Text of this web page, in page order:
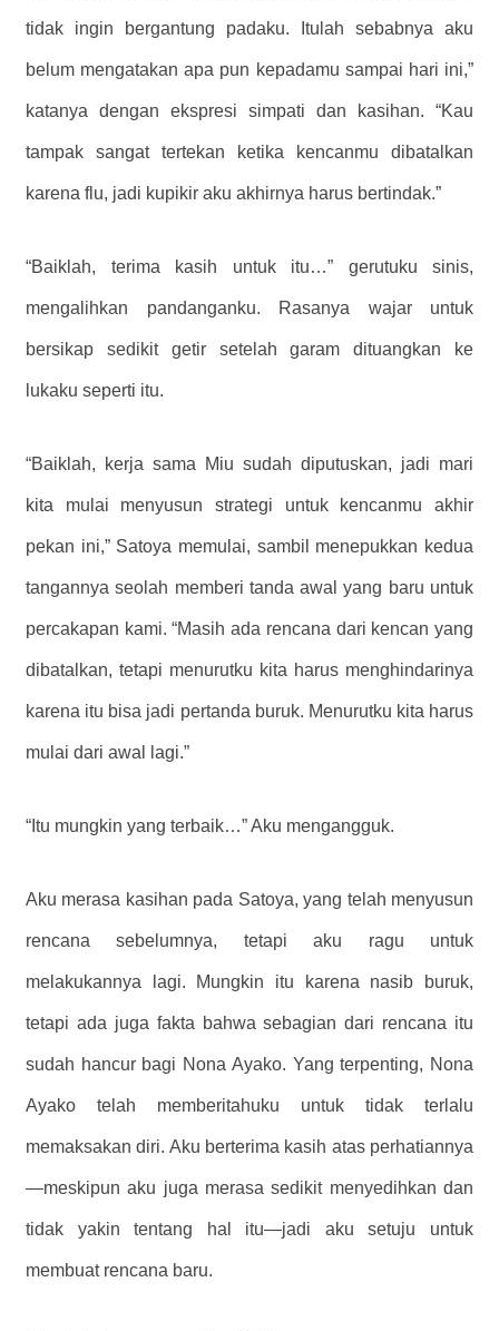
tidak ingin bergantung padaku. Itulah sebabnya aku
belum mengatakan apa pun kepadamu sampai hari ini,”
katanya dengan ekspresi simpati dan kasihan. “Kau
tampak sangat tertekan ketika kencanmu dibatalkan
karena flu, jadi kupikir aku akhirnya harus bertindak.”
“Baiklah, terima kasih untuk itu…” gerutuku sinis,
mengalihkan pandanganku. Rasanya wajar untuk
bersikap sedikit getir setelah garam dituangkan ke
lukaku seperti itu.
“Baiklah, kerja sama Miu sudah diputuskan, jadi mari
kita mulai menyusun strategi untuk kencanmu akhir
pekan ini,” Satoya memulai, sambil menepukkan kedua
tangannya seolah memberi tanda awal yang baru untuk
percakapan kami. “Masih ada rencana dari kencan yang
dibatalkan, tetapi menurutku kita harus menghindarinya
karena itu bisa jadi pertanda buruk. Menurutku kita harus
mulai dari awal lagi.”
“Itu mungkin yang terbaik…” Aku mengangguk.
Aku merasa kasihan pada Satoya, yang telah menyusun
rencana sebelumnya, tetapi aku ragu untuk
melakukannya lagi. Mungkin itu karena nasib buruk,
tetapi ada juga fakta bahwa sebagian dari rencana itu
sudah hancur bagi Nona Ayako. Yang terpenting, Nona
Ayako telah memberitahuku untuk tidak terlalu
memaksakan diri. Aku berterima kasih atas perhatiannya
—meskipun aku juga merasa sedikit menyedihkan dan
tidak yakin tentang hal itu—jadi aku setuju untuk
membuat rencana baru.